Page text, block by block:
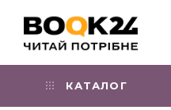
КАТАЛОГ